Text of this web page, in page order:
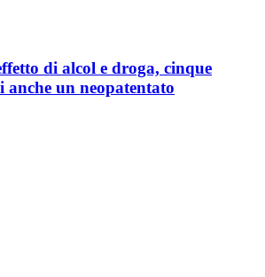
di alcol e droga, cinque
anche un neopatentato